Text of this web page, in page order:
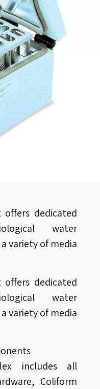
dedicated
water
variety of media
dedicated
water
variety of media
includes all
Coliform